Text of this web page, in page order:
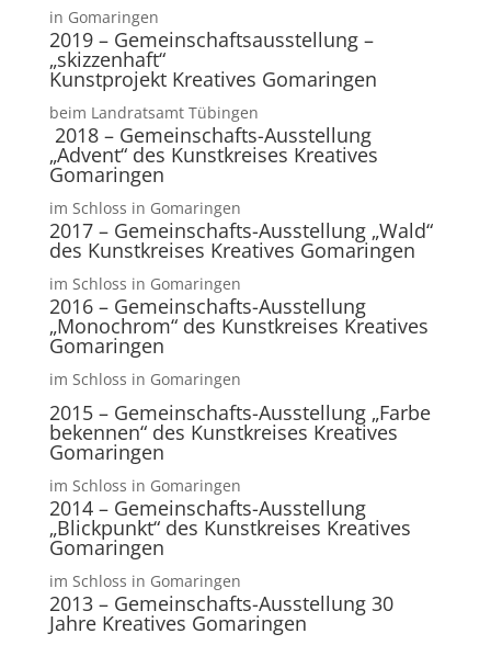
in Gomaringen
2019 – Gemeinschaftsausstellung –
„skizzenhaft“
Kunstprojekt Kreatives Gomaringen
beim Landratsamt Tübingen
2018 – Gemeinschafts-Ausstellung
„Advent“ des Kunstkreises Kreatives
Gomaringen
im Schloss in Gomaringen
2017 – Gemeinschafts-Ausstellung „Wald“
des Kunstkreises Kreatives Gomaringen
im Schloss in Gomaringen
2016 – Gemeinschafts-Ausstellung
„Monochrom“ des Kunstkreises Kreatives
Gomaringen
im Schloss in Gomaringen
2015 – Gemeinschafts-Ausstellung „Farbe
bekennen“ des Kunstkreises Kreatives
Gomaringen
im Schloss in Gomaringen
2014 – Gemeinschafts-Ausstellung
„Blickpunkt“ des Kunstkreises Kreatives
Gomaringen
im Schloss in Gomaringen
2013 – Gemeinschafts-Ausstellung 30
Jahre Kreatives Gomaringen